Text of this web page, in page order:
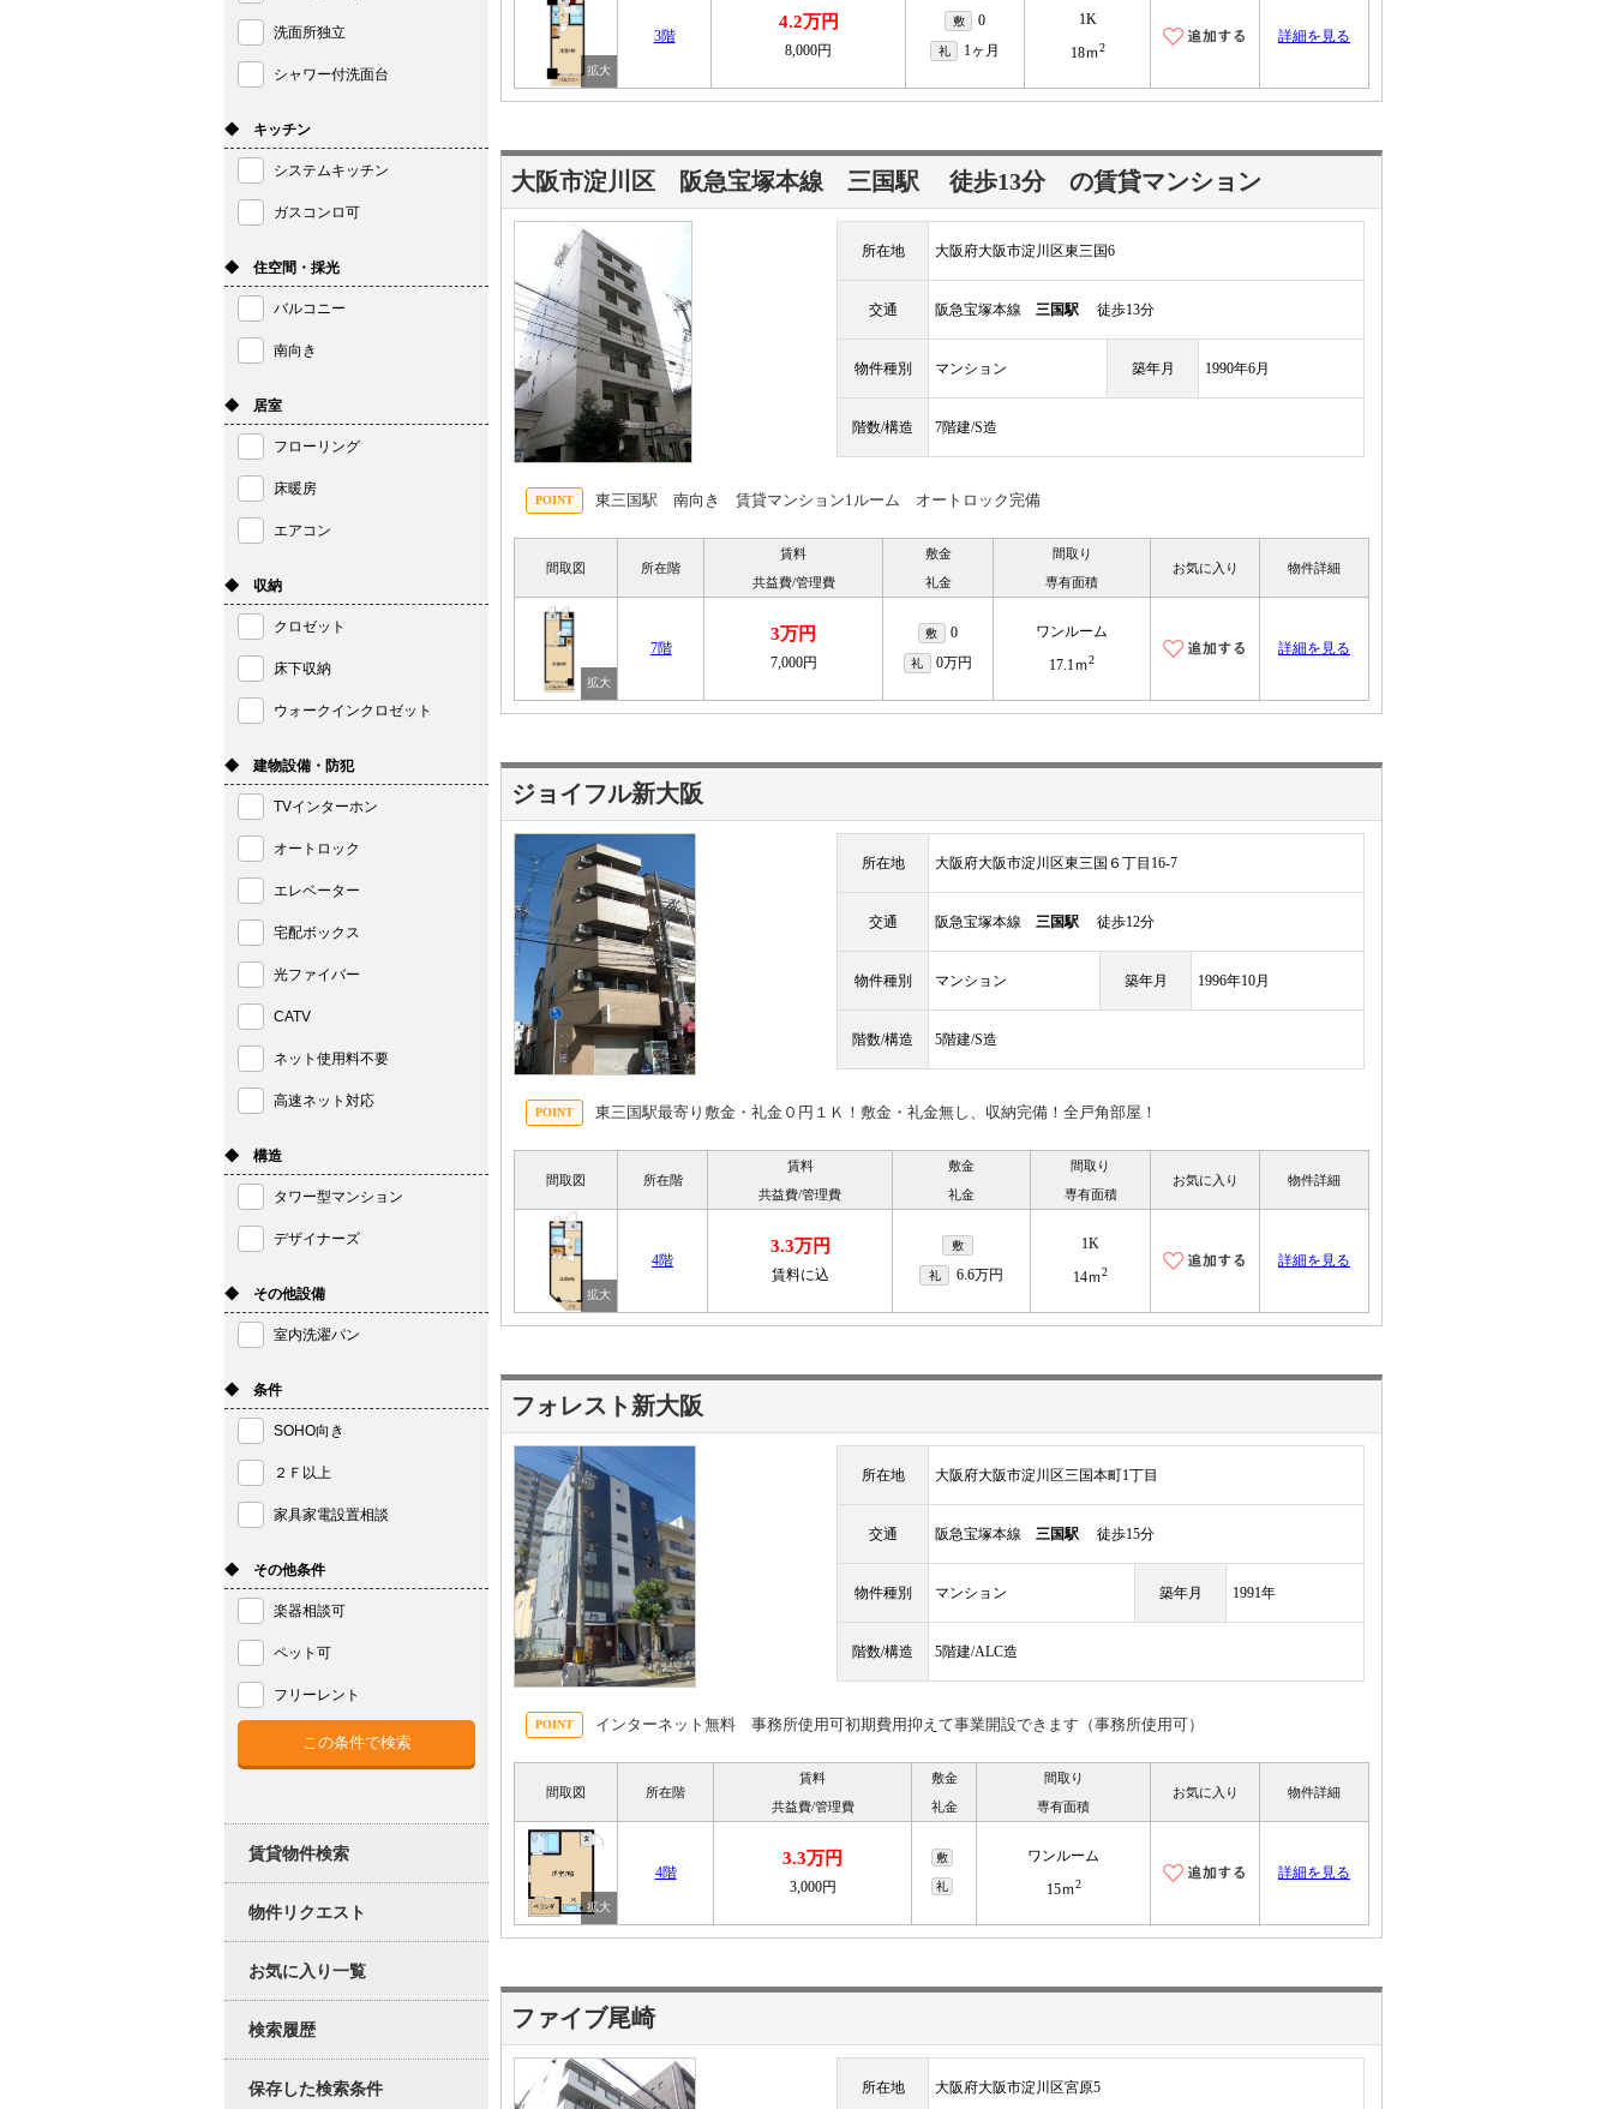
3階
4.2万円
8,000円
敷 0
礼 1ヶ月
1K
18ｍ2
詳細を見る
大阪市淀川区 阪急宝塚本線 三国駅 徒歩13分 の賃貸マンション
所在地 大阪府大阪市淀川区東三国6
交通 阪急宝塚本線 三国駅 徒歩13分
物件種別 マンション 築年月 1990年6月
階数/構造 7階建/S造
東三国駅 南向き 賃貸マンション1ルーム オートロック完備
間取図 所在階
賃料
共益費/管理費
敷金
礼金
間取り
専有面積
お気に入り 物件詳細
7階
3万円
7,000円
敷 0
礼 0万円
ワンルーム
17.1ｍ2
詳細を見る
ジョイフル新大阪
所在地 大阪府大阪市淀川区東三国６丁目16-7
交通 阪急宝塚本線 三国駅 徒歩12分
物件種別 マンション 築年月 1996年10月
階数/構造 5階建/S造
東三国駅最寄り敷金・礼金０円１Ｋ！敷金・礼金無し、収納完備！全戸角部屋！
間取図 所在階
賃料
共益費/管理費
敷金
礼金
間取り
専有面積
お気に入り 物件詳細
4階
3.3万円
賃料に込
敷
礼 6.6万円
1K
14ｍ2
詳細を見る
フォレスト新大阪
所在地 大阪府大阪市淀川区三国本町1丁目
交通 阪急宝塚本線 三国駅 徒歩15分
物件種別 マンション 築年月 1991年
階数/構造 5階建/ALC造
インターネット無料 事務所使用可初期費用抑えて事業開設できます（事務所使用可）
間取図 所在階
賃料
共益費/管理費
敷金
礼金
間取り
専有面積
お気に入り 物件詳細
4階
3.3万円
3,000円
敷
礼
ワンルーム
15ｍ2
詳細を見る
ファイブ尾崎
所在地 大阪府大阪市淀川区宮原5
洗面所独立
シャワー付洗面台
◆ キッチン
システムキッチン
ガスコンロ可
◆ 住空間・採光
バルコニー
南向き
◆ 居室
フローリング
床暖房
エアコン
◆ 収納
クロゼット
床下収納
ウォークインクロゼット
◆ 建物設備・防犯
TVインターホン
オートロック
エレベーター
宅配ボックス
光ファイバー
CATV
ネット使用料不要
高速ネット対応
◆ 構造
タワー型マンション
デザイナーズ
◆ その他設備
室内洗濯パン
◆ 条件
SOHO向き
２Ｆ以上
家具家電設置相談
◆ その他条件
楽器相談可
ペット可
フリーレント
賃貸物件検索
物件リクエスト
お気に入り一覧
検索履歴
保存した検索条件